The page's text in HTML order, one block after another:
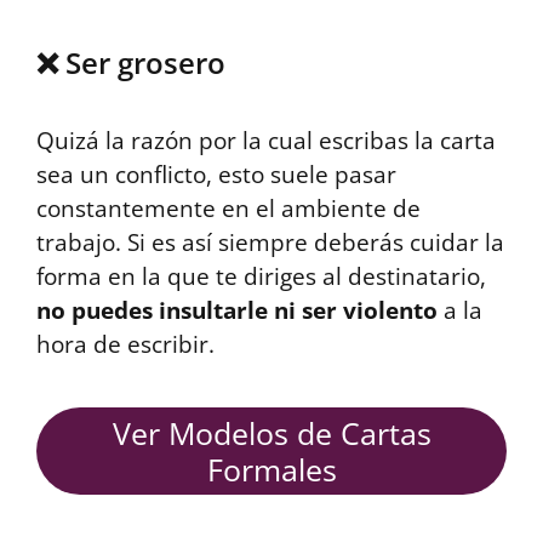
❌ Ser grosero
Quizá la razón por la cual escribas la carta
sea un conflicto, esto suele pasar
constantemente en el ambiente de
trabajo. Si es así siempre deberás cuidar la
forma en la que te diriges al destinatario,
no puedes insultarle ni ser violento a la
hora de escribir.
Ver Modelos de Cartas
Formales